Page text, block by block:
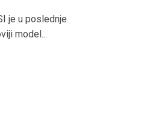
je u poslednje
model...